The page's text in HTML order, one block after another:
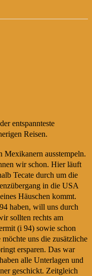
entspannteste
Reisen.
Mexikanern ausstempeln.
wir schon. Hier läuft
Tecate durch um die
in die USA
Häuschen kommt.
haben, will uns durch
sollten rechts am
(i 94) sowie schon
uns die zusätzliche
ersparen. Das war
alle Unterlagen und
geschickt. Zeitgleich